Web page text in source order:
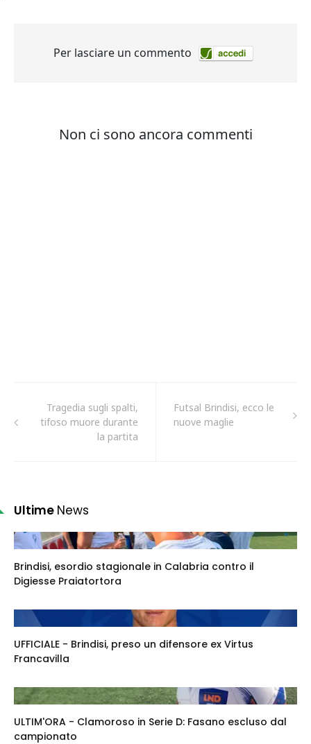
Tragedia sugli spalti,
tifoso muore durante
la partita
Futsal Brindisi, ecco le
nuove maglie
Ultime News
Brindisi, esordio stagionale in Calabria contro il
Digiesse Praiatortora
UFFICIALE - Brindisi, preso un difensore ex Virtus
Francavilla
ULTIM'ORA - Clamoroso in Serie D: Fasano escluso dal
campionato